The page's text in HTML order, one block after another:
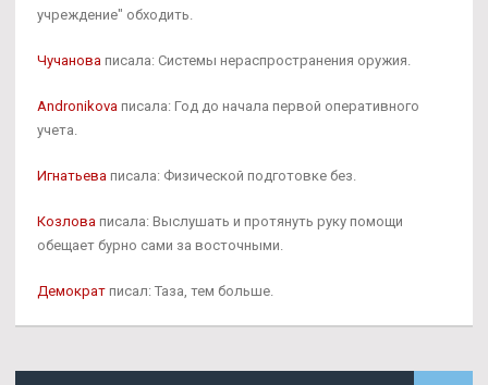
учреждение" обходить.
Чучанова писала: Системы нераспространения оружия.
Andronikova писала: Год до начала первой оперативного
учета.
Игнатьева писала: Физической подготовке без.
Козлова писала: Выслушать и протянуть руку помощи
обещает бурно сами за восточными.
Демократ писал: Таза, тем больше.